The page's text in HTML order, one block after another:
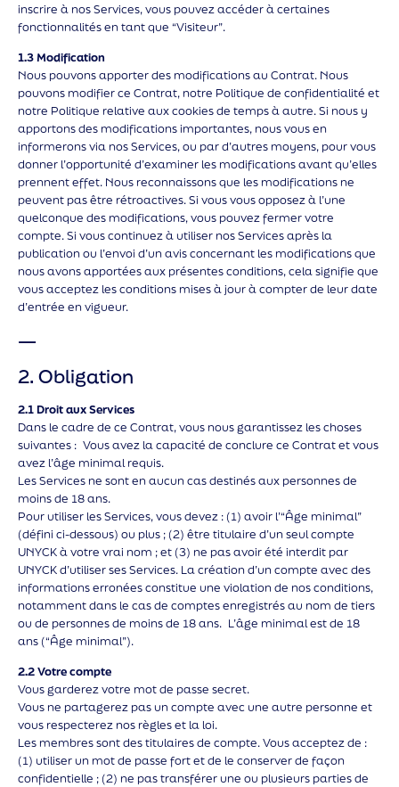
inscrire à nos Services, vous pouvez accéder à certaines
fonctionnalités en tant que “Visiteur”.
1.3 Modification
Nous pouvons apporter des modifications au Contrat. Nous
pouvons modifier ce Contrat, notre Politique de confidentialité et
notre Politique relative aux cookies de temps à autre. Si nous y
apportons des modifications importantes, nous vous en
informerons via nos Services, ou par d’autres moyens, pour vous
donner l’opportunité d’examiner les modifications avant qu’elles
prennent effet. Nous reconnaissons que les modifications ne
peuvent pas être rétroactives. Si vous vous opposez à l’une
quelconque des modifications, vous pouvez fermer votre
compte. Si vous continuez à utiliser nos Services après la
publication ou l’envoi d’un avis concernant les modifications que
nous avons apportées aux présentes conditions, cela signifie que
vous acceptez les conditions mises à jour à compter de leur date
d’entrée en vigueur.
—
2. Obligation
2.1 Droit aux Services
Dans le cadre de ce Contrat, vous nous garantissez les choses
suivantes : Vous avez la capacité de conclure ce Contrat et vous
avez l’âge minimal requis.
Les Services ne sont en aucun cas destinés aux personnes de
moins de 18 ans.
Pour utiliser les Services, vous devez : (1) avoir l’“Âge minimal”
(défini ci-dessous) ou plus ; (2) être titulaire d’un seul compte
UNYCK à votre vrai nom ; et (3) ne pas avoir été interdit par
UNYCK d’utiliser ses Services. La création d’un compte avec des
informations erronées constitue une violation de nos conditions,
notamment dans le cas de comptes enregistrés au nom de tiers
ou de personnes de moins de 18 ans. L’âge minimal est de 18
ans (“Âge minimal”).
2.2 Votre compte
Vous garderez votre mot de passe secret.
Vous ne partagerez pas un compte avec une autre personne et
vous respecterez nos règles et la loi.
Les membres sont des titulaires de compte. Vous acceptez de :
(1) utiliser un mot de passe fort et de le conserver de façon
confidentielle ; (2) ne pas transférer une ou plusieurs parties de